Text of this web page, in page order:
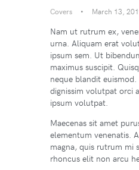
Covers March 13,
Nam ut rutrum ex,
urna. Aliquam erat
ipsum sem. Ut
maximus suscipit.
neque blandit euismod.
dignissim volutpat orci
ipsum volutpat.
Maecenas sit amet
elementum venenatis.
magna, quis rutrum mi
rhoncus elit non arcu